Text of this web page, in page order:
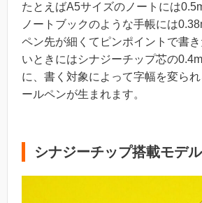
たとえばA5サイズのノートには
ノートブックのような手帳には
ペン先が細くてピンポイントで書
いときにはシナジーチップ芯の
に、書く対象によって字幅を変ら
ールペンが生まれます。
シナジーチップ搭載モデ